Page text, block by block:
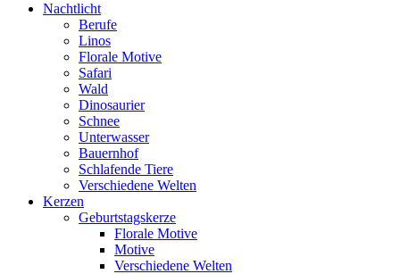
Nachtlicht
Berufe
Linos
Florale Motive
Safari
Wald
Dinosaurier
Schnee
Unterwasser
Bauernhof
Schlafende Tiere
Verschiedene Welten
Kerzen
Geburtstagskerze
Florale Motive
Motive
Verschiedene Welten